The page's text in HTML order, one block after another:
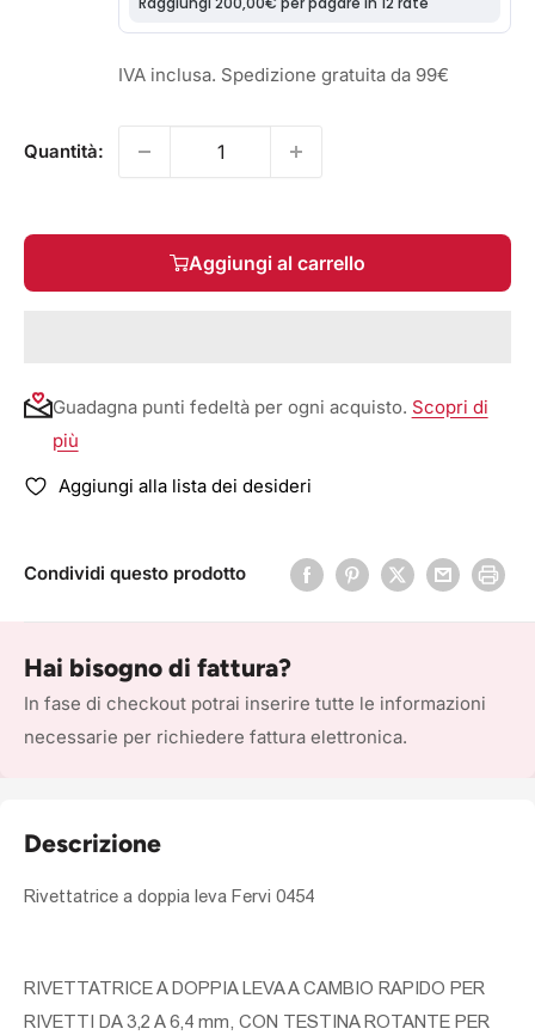
IVA inclusa. Spedizione gratuita da 99€
Quantità:
Aggiungi al carrello
Guadagna punti fedeltà per ogni acquisto. Scopri di
più
Aggiungi alla lista dei desideri
Condividi questo prodotto
Hai bisogno di fattura?
In fase di checkout potrai inserire tutte le informazioni
necessarie per richiedere fattura elettronica.
Descrizione
Rivettatrice a doppia leva Fervi 0454
RIVETTATRICE A DOPPIA LEVA A CAMBIO RAPIDO PER
RIVETTI DA 3,2 A 6,4 mm, CON TESTINA ROTANTE PER